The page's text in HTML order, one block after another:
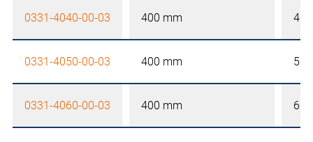
0331-4040-00-03 400 mm
0331-4050-00-03 400 mm
0331-4060-00-03 400 mm